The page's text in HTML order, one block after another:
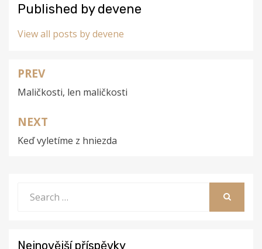
Published bydevene
View all posts by devene
Navigace
pro
příspěvek
PREV
Maličkosti, len maličkosti
NEXT
Keď vyletíme z hniezda
for:
Nejnovější příspěvky